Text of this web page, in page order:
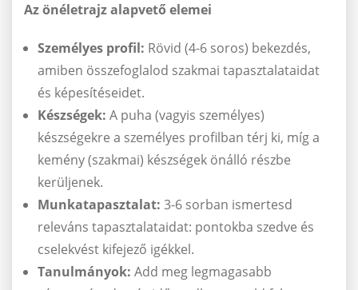
Az önéletrajz alapvető elemei
Személyes profil: Rövid (4-6 soros) bekezdés,
amiben összefoglalod szakmai tapasztalataidat
és képesítéseidet.
Készségek: A puha (vagyis személyes)
készségekre a személyes profilban térj ki, míg a
kemény (szakmai) készségek önálló részbe
kerüljenek.
Munkatapasztalat: 3-6 sorban ismertesd
releváns tapasztalataidat: pontokba szedve és
cselekvést kifejező igékkel.
Tanulmányok: Add meg legmagasabb